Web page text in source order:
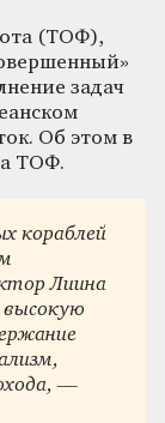
(ТОФ),
задач
Об этом в
ТОФ.
кораблей
Лиина
высокую
—